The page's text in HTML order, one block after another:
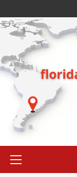
al
contenido
primario